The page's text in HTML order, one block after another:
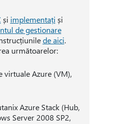
și implementați și
de gestionare
de aici.
următoarelor:
virtuale Azure (VM),
Azure Stack (Hub,
Server 2008 SP2,